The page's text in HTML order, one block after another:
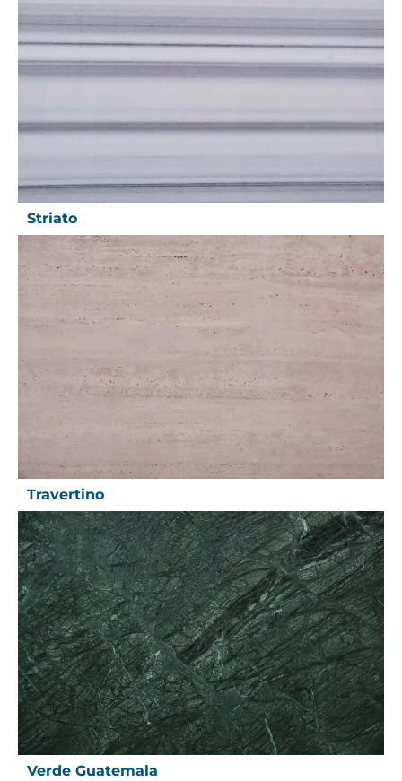
Striato
Travertino
Verde Guatemala